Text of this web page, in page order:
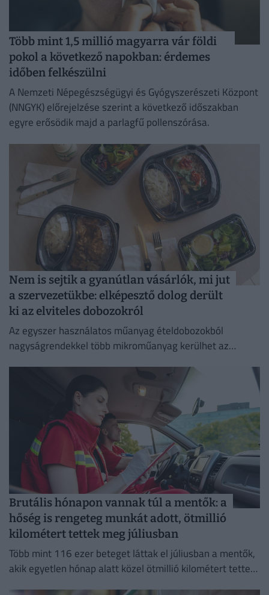
Több mint 1,5 millió magyarra vár földi
pokol a következő napokban: érdemes
időben felkészülni
A Nemzeti Népegészségügyi és Gyógyszerészeti Központ
(NNGYK) előrejelzése szerint a következő időszakban
egyre erősödik majd a parlagfű pollenszórása.
Nem is sejtik a gyanútlan vásárlók, mi jut
a szervezetükbe: elképesztő dolog derült
ki az elviteles dobozokról
Az egyszer használatos műanyag ételdobozokból
nagyságrendekkel több mikroműanyag kerülhet az
Brutális hónapon vannak túl a mentők: a
hőség is rengeteg munkát adott, ötmillió
kilométert tettek meg júliusban
Több mint 116 ezer beteget láttak el júliusban a mentők,
akik egyetlen hónap alatt közel ötmillió kilométert tettek